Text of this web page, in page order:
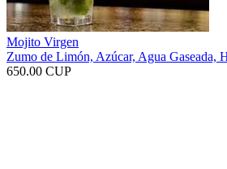
Mojito Virgen
Zumo de Limón, Azúcar, Agua Gaseada,
650.00 CUP